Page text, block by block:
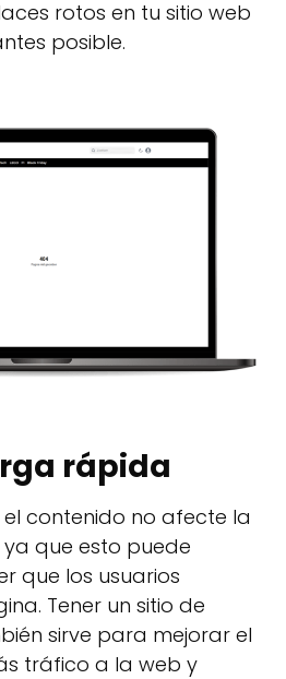
rotos en tu sitio web
posible.
rápida
contenido no afecte la
que esto puede
que los usuarios
Tener un sitio de
sirve para mejorar el
tráfico a la web y